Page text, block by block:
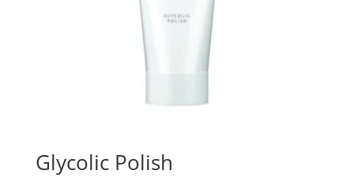
Glycolic Polish